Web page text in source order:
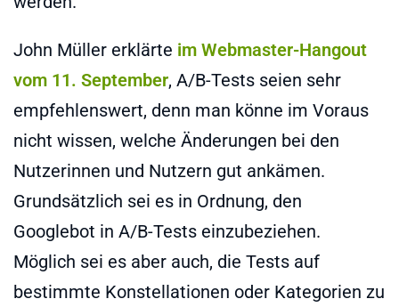
John Müller erklärte im Webmaster-Hangout
vom 11. September, A/B-Tests seien sehr
empfehlenswert, denn man könne im Voraus
nicht wissen, welche Änderungen bei den
Nutzerinnen und Nutzern gut ankämen.
Grundsätzlich sei es in Ordnung, den
Googlebot in A/B-Tests einzubeziehen.
Möglich sei es aber auch, die Tests auf
bestimmte Konstellationen oder Kategorien zu